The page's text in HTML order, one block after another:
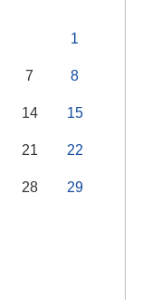
1
7 8
14 15
21 22
28 29